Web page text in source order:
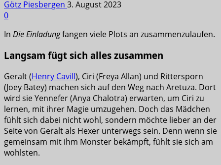
Götz Piesbergen 3. August 2023
0
In Die Einladungfangen viele Plots an zusammenzulaufen.
Langsam fügt sich alles zusammen
Geralt (Henry Cavill), Ciri (Freya Allan) und Rittersporn
(Joey Batey) machen sich auf den Weg nach Aretuza. Dort
wird sie Yennefer (Anya Chalotra) erwarten, um Ciri zu
lernen, mit ihrer Magie umzugehen. Doch das Mädchen
fühlt sich dabei nicht wohl, sondern möchte lieber an der
Seite von Geralt als Hexer unterwegs sein. Denn wenn sie
gemeinsam mit ihm Monster bekämpft, fühlt sie sich am
wohlsten.